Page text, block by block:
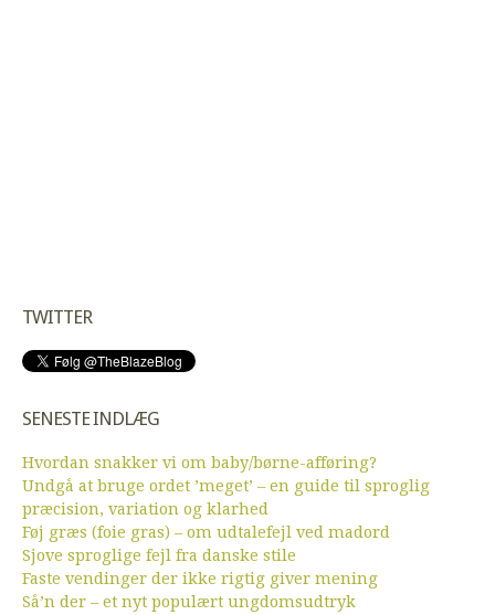
TWITTER
SENESTE INDLÆG
Hvordan snakker vi om baby/børne-afføring?
Undgå at bruge ordet ’meget’ – en guide til sproglig
præcision, variation og klarhed
Føj græs (foie gras) – om udtalefejl ved madord
Sjove sproglige fejl fra danske stile
Faste vendinger der ikke rigtig giver mening
Så’n der – et nyt populært ungdomsudtryk